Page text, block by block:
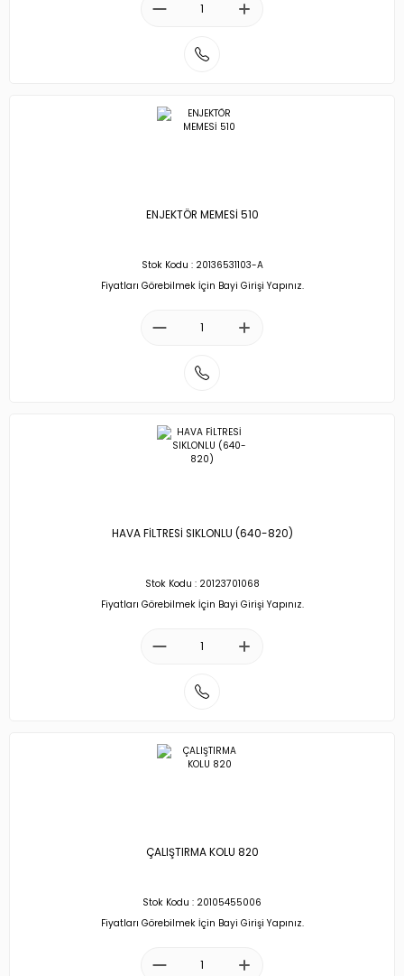
ENJEKTÖR MEMESİ 510
Stok Kodu : 20136531103-A
Fiyatları Görebilmek İçin Bayi Girişi Yapınız.
HAVA FİLTRESİ SIKLONLU (640-820)
Stok Kodu : 20123701068
Fiyatları Görebilmek İçin Bayi Girişi Yapınız.
ÇALIŞTIRMA KOLU 820
Stok Kodu : 20105455006
Fiyatları Görebilmek İçin Bayi Girişi Yapınız.